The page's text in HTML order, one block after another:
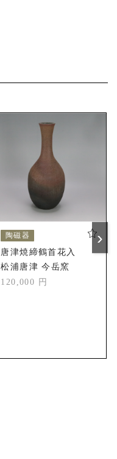
陶磁器
唐津焼締鶴首花入
松浦唐津 今岳窯
120,000 円
›